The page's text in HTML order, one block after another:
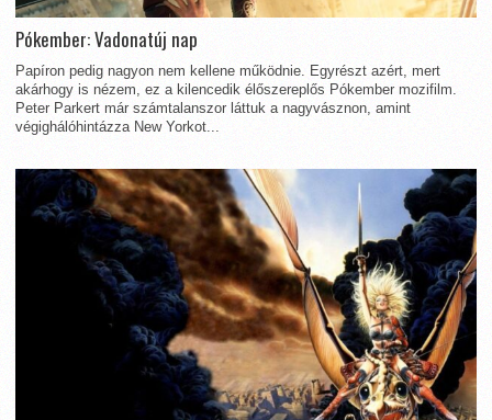
Pókember: Vadonatúj nap
Papíron pedig nagyon nem kellene működnie. Egyrészt azért, mert
akárhogy is nézem, ez a kilencedik élőszereplős Pókember mozifilm.
Peter Parkert már számtalanszor láttuk a nagyvásznon, amint
végighálóhintázza New Yorkot...